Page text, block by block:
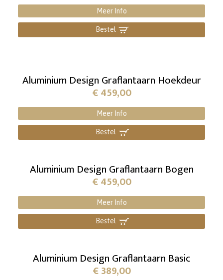
Meer Info
Bestel ]
Aluminium Design Graflantaarn Hoekdeur
€459,00
Meer Info
Bestel ]
Aluminium Design Graflantaarn Bogen
€459,00
Meer Info
Bestel ]
Aluminium Design Graflantaarn Basic
€389,00